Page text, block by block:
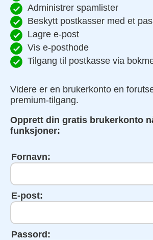
Administrer spamlister
Beskytt postkasser med et
Lagre e-post
Vis e-posthode
Tilgang til postkasse via
Videre er en brukerkonto en
premium-tilgang.
Opprett din gratis brukerkonto
funksjoner:
Fornavn:
E-post:
Passord: